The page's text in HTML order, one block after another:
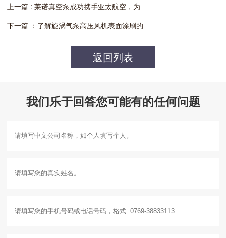
上一篇 : 莱诺真空泵成功携手亚太航空，为
下一篇 ：了解旋涡气泵高压风机表面涂刷的
返回列表
我们乐于回答您可能有的任何问题